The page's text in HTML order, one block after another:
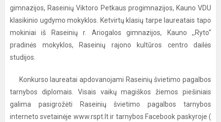
gimnazijos, Raseinių Viktoro Petkaus progimnazijos, Kauno VDU
klasikinio ugdymo mokyklos. Ketvirtų klasių tarpe laureatais tapo
mokiniai iš Raseinių r. Ariogalos gimnazijos, Kauno ,,Ryto“
pradinės mokyklos, Raseinių rajono kultūros centro dailės
studijos.
Konkurso laureatai apdovanojami Raseinių švietimo pagalbos
tarnybos diplomais. Visais vaikų magiškos žiemos piešiniais
galima pasigrožėti Raseinių švietimo pagalbos tarnybos
interneto svetainėje www.rspt.lt ir tarnybos Facebook paskyroje (